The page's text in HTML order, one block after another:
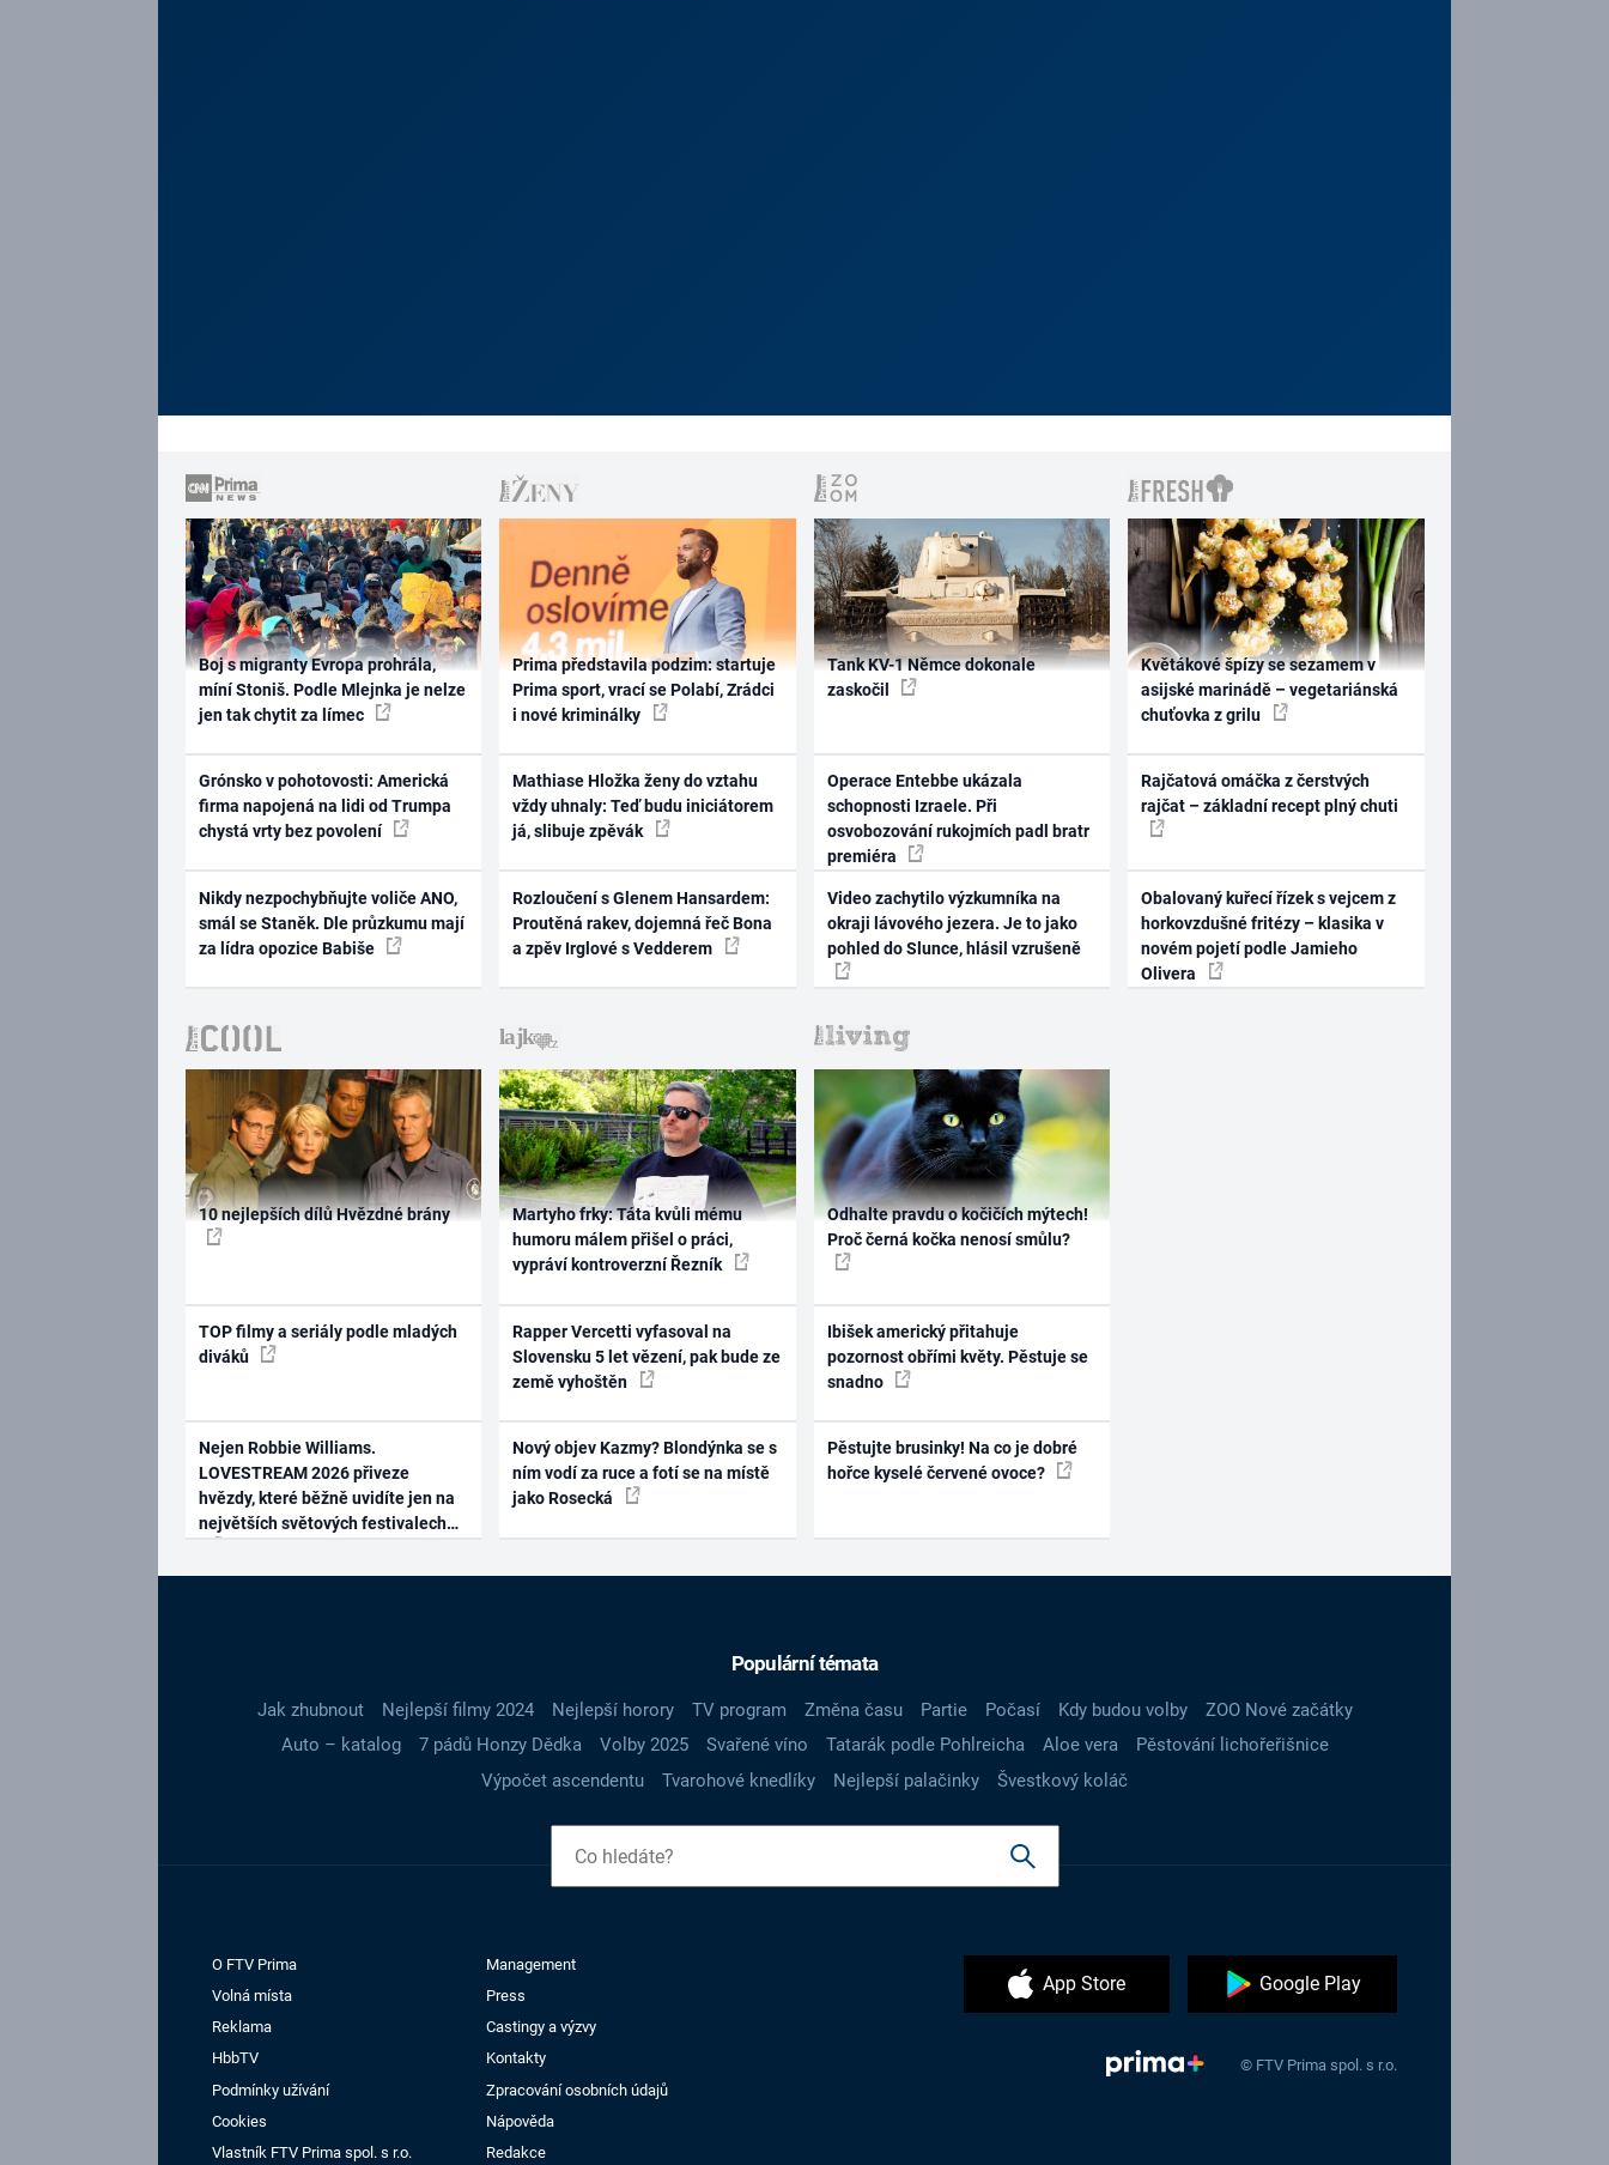
Boj s migranty Evropa prohrála,
míní Stoniš. Podle Mlejnka je nelze
jen tak chytit za límec
Grónsko v pohotovosti: Americká
firma napojená na lidi od Trumpa
chystá vrty bez povolení
Nikdy nezpochybňujte voliče ANO,
smál se Staněk. Dle průzkumu mají
za lídra opozice Babiše
Prima představila podzim: startuje
Prima sport, vrací se Polabí, Zrádci
i nové kriminálky
Mathiase Hložka ženy do vztahu
vždy uhnaly: Teď budu iniciátorem
já, slibuje zpěvák
Rozloučení s Glenem Hansardem:
Proutěná rakev, dojemná řeč Bona
a zpěv Irglové s Vedderem
Tank KV-1 Němce dokonale
zaskočil
Operace Entebbe ukázala
schopnosti Izraele. Při
osvobozování rukojmích padl bratr
premiéra
Video zachytilo výzkumníka na
okraji lávového jezera. Je to jako
pohled do Slunce, hlásil vzrušeně
Květákové špízy se sezamem v
asijské marinádě – vegetariánská
chuťovka z grilu
Rajčatová omáčka z čerstvých
rajčat – základní recept plný chuti
Obalovaný kuřecí řízek s vejcem z
horkovzdušné fritézy – klasika v
novém pojetí podle Jamieho
Olivera
10 nejlepších dílů Hvězdné brány
TOP filmy a seriály podle mladých
diváků
Nejen Robbie Williams.
LOVESTREAM 2026 přiveze
hvězdy, které běžně uvidíte jen na
největších světových festivalech
Martyho frky: Táta kvůli mému
humoru málem přišel o práci,
vypráví kontroverzní Řezník
Rapper Vercetti vyfasoval na
Slovensku 5 let vězení, pak bude ze
země vyhoštěn
Nový objev Kazmy? Blondýnka se s
ním vodí za ruce a fotí se na místě
jako Rosecká
Odhalte pravdu o kočičích mýtech!
Proč černá kočka nenosí smůlu?
Ibišek americký přitahuje
pozornost obřími květy. Pěstuje se
snadno
Pěstujte brusinky! Na co je dobré
hořce kyselé červené ovoce?
Populární témata
Jak zhubnout Nejlepší filmy 2024 Nejlepší horory TV program Změna času Partie Počasí Kdy budou volby
ZOO Nové začátky
Auto – katalog
7 pádů Honzy Dědka Volby 2025 Svařené víno Tatarák podle Pohlreicha Aloe vera
Pěstování lichořeřišnice
Výpočet ascendentu
Tvarohové knedlíky Nejlepší palačinky Švestkový koláč
O FTV Prima
Management
Volná místa
Press
Reklama
Castingy a výzvy
HbbTV
Kontakty
Podmínky užívání
Zpracování osobních údajů
Cookies
Nápověda
Vlastník FTV Prima spol. s r.o.
Redakce
App Store Google Play
© FTV Prima spol. s r.o.